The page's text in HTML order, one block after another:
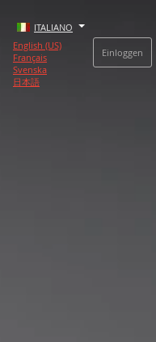
ITALIANO
English (US)
Français
Svenska
日本語
Einloggen